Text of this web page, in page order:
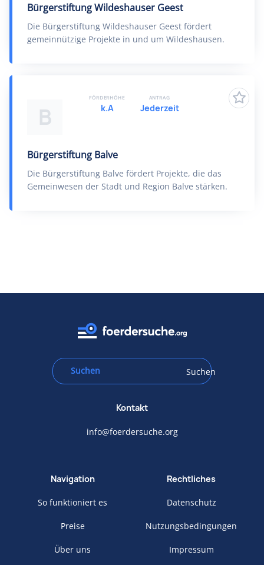
Bürgerstiftung Wildeshauser Geest
Die Bürgerstiftung Wildeshauser Geest fördert
gemeinnützige Projekte in und um Wildeshausen.
B
Bürgerstiftung Balve
Die Bürgerstiftung Balve fördert Projekte, die das
Gemeinwesen der Stadt und Region Balve stärken.
FÖRDERHÖHE
k.A
ANTRAG
Jederzeit
Suchen
Kontakt
info@foerdersuche.org
Navigation
So funktioniert es
Preise
Über uns
Rechtliches
Datenschutz
Nutzungsbedingungen
Impressum